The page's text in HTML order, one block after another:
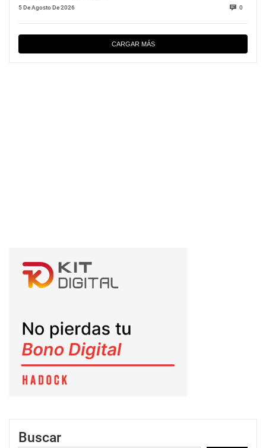
5 De Agosto De 2026 0
CARGAR MÁS
Buscar